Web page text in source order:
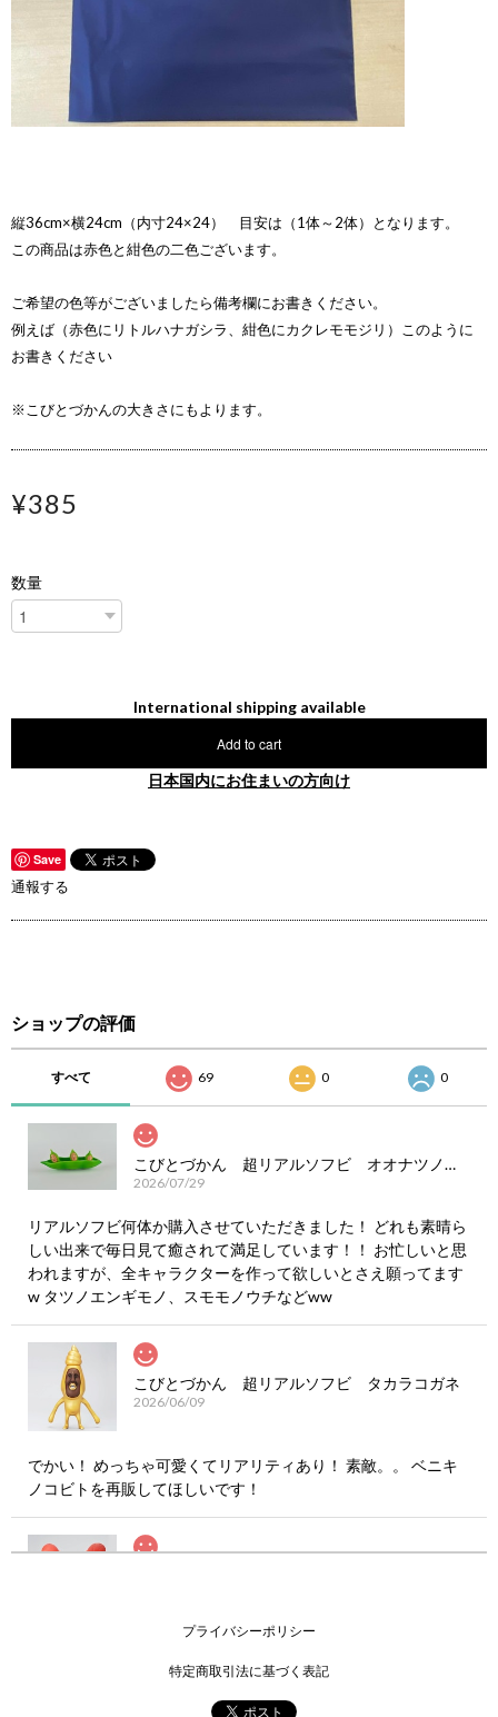
縦36cm×横24cm（内寸24×24） 目安は（1体～2体）となります。
この商品は赤色と紺色の二色ございます。
ご希望の色等がございましたら備考欄にお書きください。
例えば（赤色にリトルハナガシラ、紺色にカクレモモジリ）このように
お書きください
※こびとづかんの大きさにもよります。
¥385
数量
International shipping available
Add to cart
日本国内にお住まいの方向け
Save
通報する
ショップの評価
すべて 69 0 0
こびとづかん 超リアルソフビ オオナツノツマミ
2026/07/29
リアルソフビ何体か購入させていただきました！ どれも素晴ら
しい出来で毎日見て癒されて満足しています！！ お忙しいと思
われますが、全キャラクターを作って欲しいとさえ願ってます
w タツノエンギモノ、スモモノウチなどww
こびとづかん 超リアルソフビ タカラコガネ
2026/06/09
でかい！ めっちゃ可愛くてリアリティあり！ 素敵。。 ベニキ
ノコビトを再販してほしいです！
ノコビトを再販してほしいです！
プライバシーポリシー
特定商取引法に基づく表記